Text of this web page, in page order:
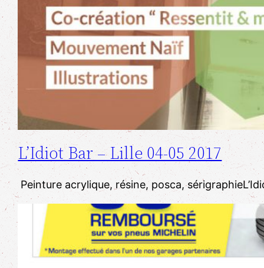
L’Idiot Bar – Lille 04-05 2017
Peinture acrylique, résine, posca,